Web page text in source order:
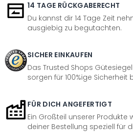
14 TAGE RÜCKGABERECHT
Du kannst dir 14 Tage Zeit
ausgiebig zu begutachten.
SICHER EINKAUFEN
Das Trusted Shops
sorgen für 100%ige Sicherheit
FÜR DICH ANGEFERTIGT
Ein Großteil unserer Produkte
deiner Bestellung speziell für